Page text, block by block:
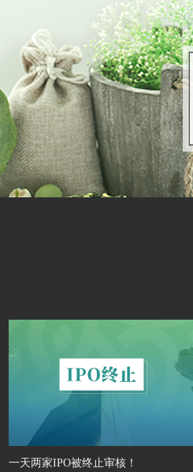
一天两家IPO被终止审核！